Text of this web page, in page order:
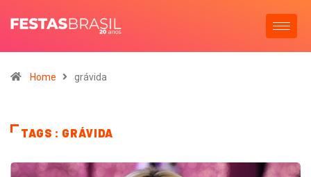
Home grávida
TAGS : GRÁVIDA